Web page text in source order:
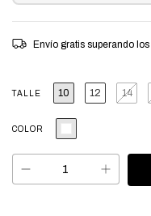
Envío gratis superando los
TALLE 10 12 14
COLOR